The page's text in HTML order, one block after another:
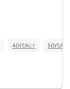
40代向け 50代向